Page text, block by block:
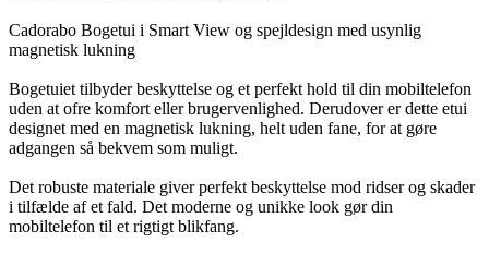
Cadorabo Bogetui i Smart View og spejldesign med usynlig
magnetisk lukning
Bogetuiet tilbyder beskyttelse og et perfekt hold til din mobiltelefon
uden at ofre komfort eller brugervenlighed. Derudover er dette etui
designet med en magnetisk lukning, helt uden fane, for at gøre
adgangen så bekvem som muligt.
Det robuste materiale giver perfekt beskyttelse mod ridser og skader
i tilfælde af et fald. Det moderne og unikke look gør din
mobiltelefon til et rigtigt blikfang.